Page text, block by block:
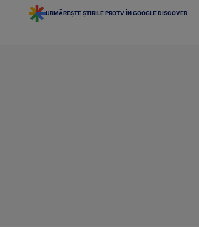
URMĂREȘTE ȘTIRILE PROTV ÎN GOOGLE DISCOVER